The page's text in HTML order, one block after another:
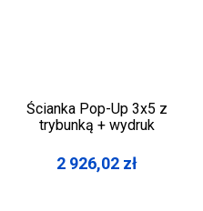
Ścianka Pop-Up 3x5 z
trybunką + wydruk
2 926,02 zł